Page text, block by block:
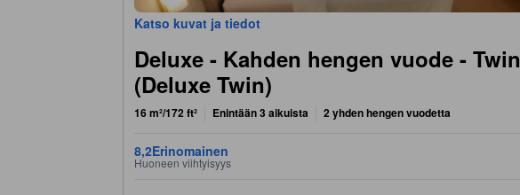
Katso kuvat ja tiedot
Deluxe - Kahden hengen vuode - Twin
(Deluxe Twin)
16 m²/172 ft² Enintään 3 aikuista 2 yhden hengen vuodetta
8,2Erinomainen
Huoneen viihtyisyys